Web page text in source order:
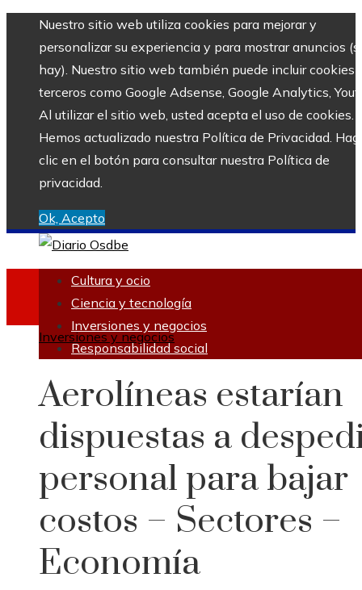
Nuestro sitio web utiliza cookies para mejorar y
personalizar su experiencia y para mostrar anuncios
hay). Nuestro sitio web también puede incluir cookies
terceros como Google Adsense, Google Analytics,
Al utilizar el sitio web, usted acepta el uso de cookies.
Hemos actualizado nuestra Política de Privacidad.
clic en el botón para consultar nuestra Política de
privacidad.
Ok, Acepto
Cultura y ocio
Ciencia y tecnología
Inversiones y negocios
Responsabilidad social
Inversiones y negocios
Aerolíneas estarían
dispuestas a
personal para bajar
costos – Sectores –
Economía